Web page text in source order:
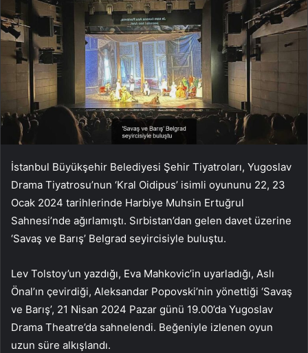
İstanbul Büyükşehir Belediyesi Şehir Tiyatroları, Yugoslav
Drama Tiyatrosu’nun ‘Kral Oidipus’ isimli oyununu 22, 23
Ocak 2024 tarihlerinde Harbiye Muhsin Ertuğrul
Sahnesi’nde ağırlamıştı. Sırbistan’dan gelen davet üzerine
‘Savaş ve Barış’ Belgrad seyircisiyle buluştu.
Lev Tolstoy’un yazdığı, Eva Mahkovic’in uyarladığı, Aslı
Önal’ın çevirdiği, Aleksandar Popovski’nin yönettiği ‘Savaş
ve Barış’, 21 Nisan 2024 Pazar günü 19.00’da Yugoslav
Drama Theatre’da sahnelendi. Beğeniyle izlenen oyun
uzun süre alkışlandı.